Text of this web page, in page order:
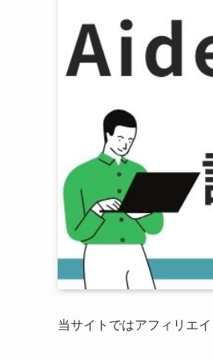
当サイトではアフィリエ